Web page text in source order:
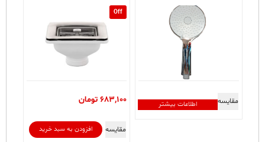
اطلاعات بیشتر مقایسه
Off
683,100 تومان
افزودن به سبد خرید مقایسه